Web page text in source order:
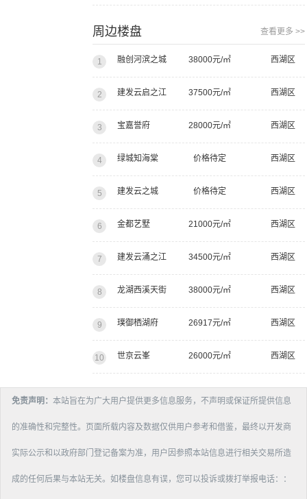
周边楼盘 查看更多 >>
1 融创河滨之城 38000元/㎡ 西湖区
2 建发云启之江 37500元/㎡ 西湖区
3 宝嘉誉府 28000元/㎡ 西湖区
4 绿城知海棠 价格待定 西湖区
5 建发云之城 价格待定 西湖区
6 金都艺墅 21000元/㎡ 西湖区
7 建发云涌之江 34500元/㎡ 西湖区
8 龙湖西溪天街 38000元/㎡ 西湖区
9 璞御栖湖府 26917元/㎡ 西湖区
10 世京云峯 26000元/㎡ 西湖区
免责声明： 本站旨在为广大用户提供更多信息服务，不声明或保证所提供信息
的准确性和完整性。页面所载内容及数据仅供用户参考和借鉴，最终以开发商
实际公示和以政府部门登记备案为准，用户因参照本站信息进行相关交易所造
成的任何后果与本站无关。如楼盘信息有误，您可以投诉或拨打举报电话：：